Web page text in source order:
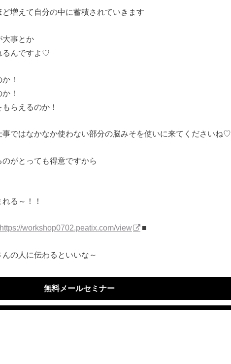
増えて自分の中に蓄積されていきま す
大事とか
るんですよ♡
！
！
らえるのか！
ではなかなか使わない部分の脳みそを使いに来てくださいね♡
がとっても得意ですから
る～！！
https://workshop0702.peatix.com/view ■
の人に伝わるといいな～
無料メールセミナー